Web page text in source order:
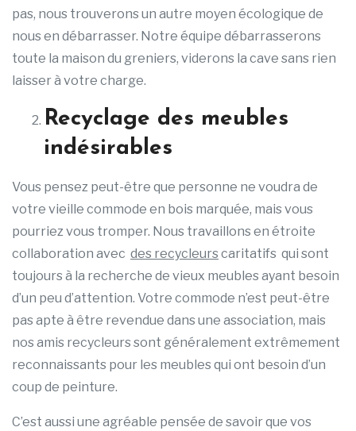
pas, nous trouverons un autre moyen écologique de
nous en débarrasser. Notre équipe débarrasserons
toute la maison du greniers, viderons la cave sans rien
laisser à votre charge.
Recyclage des meubles
indésirables
Vous pensez peut-être que personne ne voudra de
votre vieille commode en bois marquée, mais vous
pourriez vous tromper. Nous travaillons en étroite
collaboration avec des recycleurs caritatifs qui sont
toujours à la recherche de vieux meubles ayant besoin
d’un peu d’attention. Votre commode n’est peut-être
pas apte à être revendue dans une association, mais
nos amis recycleurs sont généralement extrêmement
reconnaissants pour les meubles qui ont besoin d’un
coup de peinture.
C’est aussi une agréable pensée de savoir que vos